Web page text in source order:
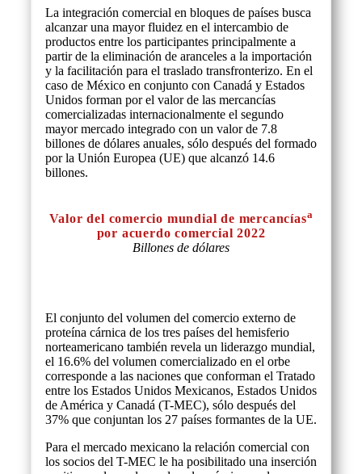
La integración comercial en bloques de países busca
alcanzar una mayor fluidez en el intercambio de
productos entre los participantes principalmente a
partir de la eliminación de aranceles a la importación
y la facilitación para el traslado transfronterizo. En el
caso de México en conjunto con Canadá y Estados
Unidos forman por el valor de las mercancías
comercializadas internacionalmente el segundo
mayor mercado integrado con un valor de 7.8
billones de dólares anuales, sólo después del formado
por la Unión Europea (UE) que alcanzó 14.6
billones.
Valor del comercio mundial de mercancíasa
por acuerdo comercial2022
Billones de dólares
El conjunto del volumen del comercio externo de
proteína cárnica de los tres países del hemisferio
norteamericano también revela un liderazgo mundial,
el 16.6% del volumen comercializado en el orbe
corresponde a las naciones que conforman el Tratado
entre los Estados Unidos Mexicanos, Estados Unidos
de América y Canadá (T-MEC), sólo después del
37% que conjuntan los 27 países formantes de la UE.
Para el mercado mexicano la relación comercial con
los socios del T-MEC le ha posibilitado una inserción